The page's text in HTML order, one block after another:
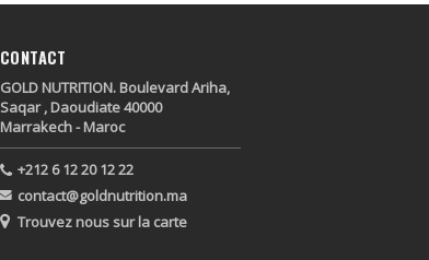
CONTACT
GOLD NUTRITION. Boulevard Ariha,
Saqar , Daoudiate 40000
Marrakech - Maroc
+212 6 12 20 12 22
contact@goldnutrition.ma
Trouvez nous sur la carte